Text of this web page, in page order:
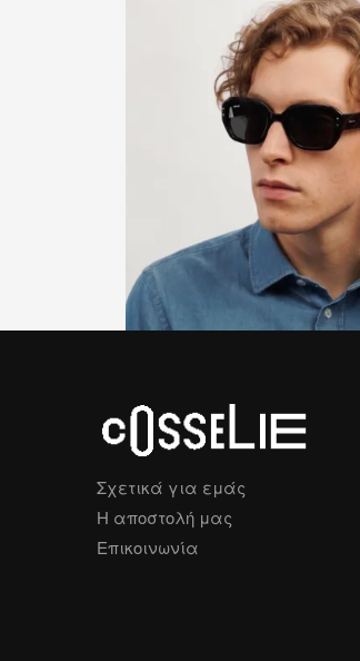
Σχετικά για εμάς
Η αποστολή μας
Επικοινωνία